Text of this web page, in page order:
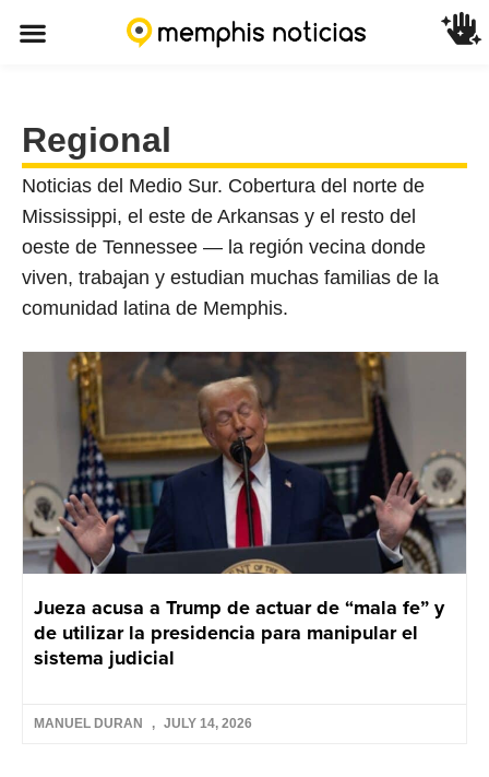
Regional
Noticias del Medio Sur. Cobertura del norte de
Mississippi, el este de Arkansas y el resto del
oeste de Tennessee — la región vecina donde
viven, trabajan y estudian muchas familias de la
comunidad latina de Memphis.
Jueza acusa a Trump de actuar de “mala fe” y
de utilizar la presidencia para manipular el
sistema judicial
MANUEL DURAN JULY 14, 2026